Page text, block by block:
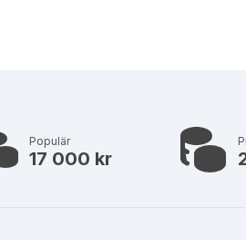
Populär
17 000 kr